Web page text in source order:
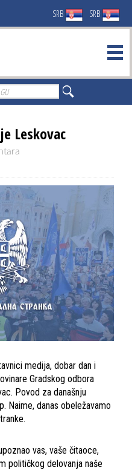
SRB SRB
Leskovac
medija, dobar dan i
Gradskog odbora
Povod za današnju
Naime, danas obeležavamo
vas, vaše čitaoce,
političkog delovanja naše